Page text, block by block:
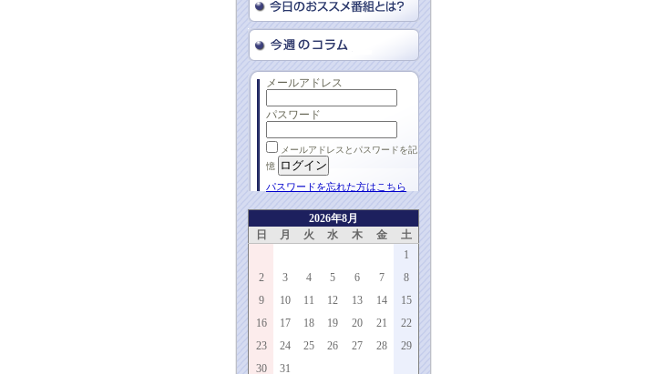
メールアドレス
パスワード
メールアドレスとパスワードを記
憶
パスワードを忘れた方はこちら
2026年8月
日
月 火 水 木 金
土
1
2
3 4 5 6 7
8
9
10 11 12 13 14
15
16
17 18 19 20 21
22
23
24 25 26 27 28
29
30
31